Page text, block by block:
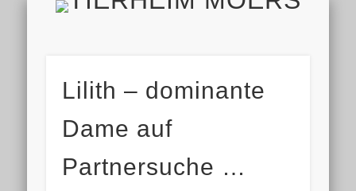
HOME
AKTUELL
ALLE TIERE
HELFEN
TIERHEIM & VEREIN
VIELEN DANK!
IMPRESSUM & DATENSCHUTZ
FINDEFIX
Lilith – dominante
Dame auf
Partnersuche …